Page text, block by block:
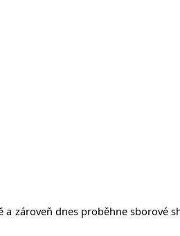
a zároveň dnes proběhne sborové